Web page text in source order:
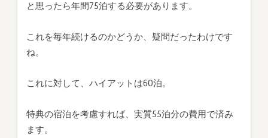
と思ったら年間75泊する必要があります。
これを毎年続けるのかどうか、疑問だったわけです
ね。
これに対して、ハイアットは60泊。
特典の宿泊を考慮すれば、実質55泊分の費用で済み
ます。